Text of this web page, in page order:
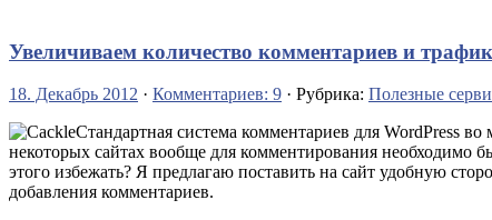
Увеличиваем количество комментариев и
18. Декабрь 2012 · Комментариев: 9 · Рубрика: Полезные
Стандартная система комментариев для WordPress
некоторых сайтах вообще для комментирования необходимо
этого избежать? Я предлагаю поставить на сайт удобную
добавления комментариев.